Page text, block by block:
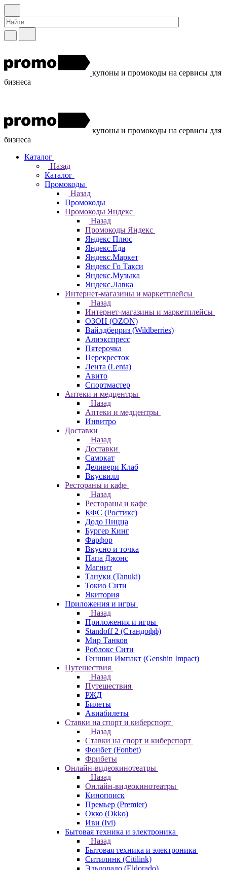
купоны и промокоды на сервисы для
бизнеса
купоны и промокоды на сервисы для
бизнеса
Каталог
Назад
Каталог
Промокоды
Назад
Промокоды
Промокоды Яндекс
Назад
Промокоды Яндекс
Яндекс Плюс
Яндекс.Еда
Яндекс.Маркет
Яндекс Го Такси
Яндекс.Музыка
Яндекс.Лавка
Интернет-магазины и маркетплейсы
Назад
Интернет-магазины и маркетплейсы
ОЗОН (OZON)
Вайлдберриз (Wildberries)
Алиэкспресс
Пятерочка
Перекресток
Лента (Lenta)
Авито
Спортмастер
Аптеки и медцентры
Назад
Аптеки и медцентры
Инвитро
Доставки
Назад
Доставки
Самокат
Деливери Клаб
Вкусвилл
Рестораны и кафе
Назад
Рестораны и кафе
КФС (Ростикс)
Додо Пицца
Бургер Кинг
Фарфор
Вкусно и точка
Папа Джонс
Магнит
Тануки (Tanuki)
Токио Сити
Якитория
Приложения и игры
Назад
Приложения и игры
Standoff 2 (Стандофф)
Мир Танков
Роблокс Сити
Геншин Импакт (Genshin Impact)
Путешествия
Назад
Путешествия
РЖД
Билеты
Авиабилеты
Ставки на спорт и киберспорт
Назад
Ставки на спорт и киберспорт
Фонбет (Fonbet)
Фрибеты
Онлайн-видеокинотеатры
Назад
Онлайн-видеокинотеатры
Кинопоиск
Премьер (Premier)
Окко (Okko)
Иви (Ivi)
Бытовая техника и электроника
Назад
Бытовая техника и электроника
Ситилинк (Citilink)
Эльдорадо (Eldorado)